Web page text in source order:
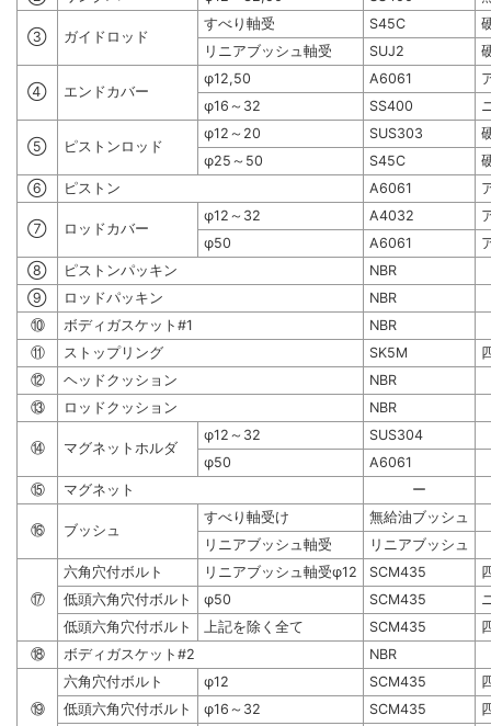
③ ガイドロッド
すべり軸受 S45C
リニアブッシュ軸受
SUJ2
④ エンドカバー
φ12,50 A6061
φ16～32
SS400
⑤ ピストンロッド
φ12～20 SUS303
φ25～50
S45C
⑥
ピストン A6061
⑦ ロッドカバー
φ12～32 A4032
φ50
A6061
⑧
ピストンパッキン
NBR
⑨
ロッドパッキン
NBR
⑩
ボディガスケット#1
NBR
⑪
ストップリング SK5M
⑫
ヘッドクッション
NBR
⑬
ロッドクッション NBR
⑭ マグネットホルダ
φ12～32
SUS304
φ50
A6061
⑮
マグネット ー
⑯ ブッシュ
すべり軸受け
無給油ブッシュ
リニアブッシュ軸受
リニアブッシュ
⑰
六角穴付ボルト リニアブッシュ軸受φ12 SCM435
低頭六角穴付ボルト
φ50 SCM435
低頭六角穴付ボルト
上記を除く全て SCM435
⑱
ボディガスケット#2 NBR
⑲
六角穴付ボルト φ12 SCM435
低頭六角穴付ボルト
φ16～32 SCM435